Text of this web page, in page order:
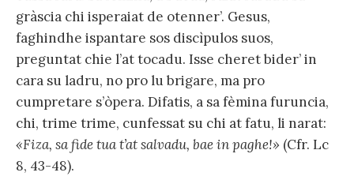
gràscia chi isperaiat de otenner’. Gesus,
faghindhe ispantare sos discìpulos suos,
preguntat chie l’at tocadu. Isse cheret bider’ in
cara su ladru, no pro lu brigare, ma pro
cumpretare s’òpera. Difatis, a sa fèmina furuncia,
chi, trime trime, cunfessat su chi at fatu, li narat:
«Fiza, sa fide tua t’at salvadu, bae in paghe!» (Cfr. Lc
8, 43-48).